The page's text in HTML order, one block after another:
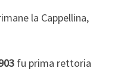
la Cappellina,
fu prima rettoria